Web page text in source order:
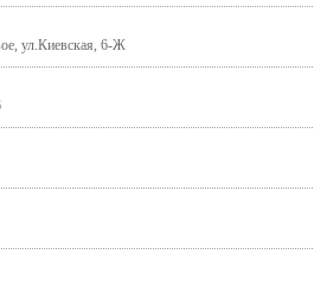
ул.Киевская, 6-Ж